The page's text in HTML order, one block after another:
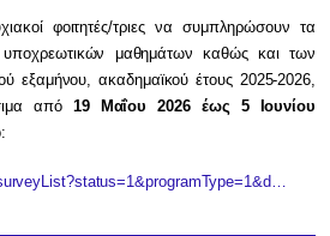
φοιτητές/τριες να συμπληρώσουν τα
μαθημάτων καθώς και των
εξαμήνου, ακαδημαϊκού έτους 2025-2026,
από 19 Μαΐου 2026 έως 5 Ιουνίου